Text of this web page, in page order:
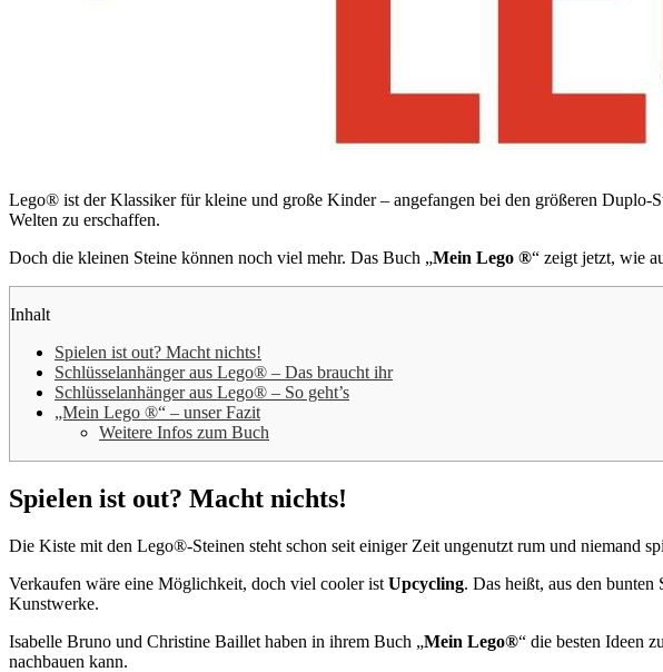
Lego® ist der Klassiker für kleine und große Kinder – angefangen bei den größeren
Welten zu erschaffen.
Doch die kleinen Steine können noch viel mehr. Das Buch „Mein Lego ®“ zeigt jetzt, wie
Inhalt
Spielen ist out? Macht nichts!
Schlüsselanhänger aus Lego® – Das braucht ihr
Schlüsselanhänger aus Lego® – So geht’s
„Mein Lego ®“ – unser Fazit
Weitere Infos zum Buch
Spielen ist out? Macht nichts!
Die Kiste mit den Lego®-Steinen steht schon seit einiger Zeit ungenutzt rum und niemand
Verkaufen wäre eine Möglichkeit, doch viel cooler ist Upcycling. Das heißt, aus den
Kunstwerke.
Isabelle Bruno und Christine Baillet haben in ihrem Buch „Mein Lego®“ die besten Ideen
nachbauen kann.